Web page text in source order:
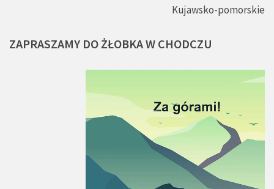
Kujawsko-pomorskie
ZAPRASZAMY DO ŻŁOBKAW CHODCZU